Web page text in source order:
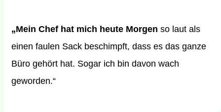
„Mein Chef hat mich heute Morgen so laut als
einen faulen Sack beschimpft, dass es das ganze
Büro gehört hat. Sogar ich bin davon wach
geworden.“